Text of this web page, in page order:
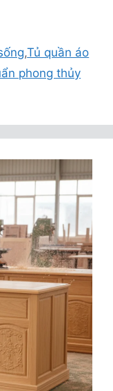
,Tủ quần áo
phong thủy